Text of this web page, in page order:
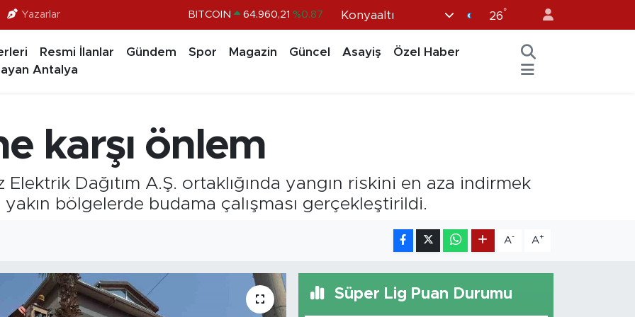
Yazarlar BITCOIN 64.960,21 %0.87
BİST100
Konyaaltı 26°
Resmi İlanlar Gündem Spor Magazin Güncel Asayiş
Özel Haber
Antalya
karşı önlem
Dağıtım A.Ş. ortaklığında yangın riskini en aza indirmek
bölgelerde budama çalışması gerçekleştirildi.
A- A+
Süper Lig Puan Durumu